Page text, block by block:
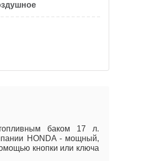
баком 17 л.
HONDA - мощный,
кнопки или ключа